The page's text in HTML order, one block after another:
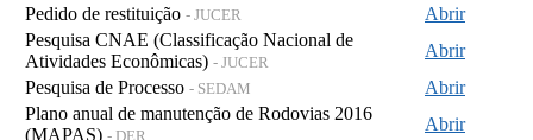
Pedido de restituição - JUCER
Abrir
Pesquisa CNAE (Classificação Nacional de
Atividades Econômicas) - JUCER
Abrir
Pesquisa de Processo - SEDAM
Abrir
Plano anual de manutenção de Rodovias 2016
(MAPAS) - DER
Abrir